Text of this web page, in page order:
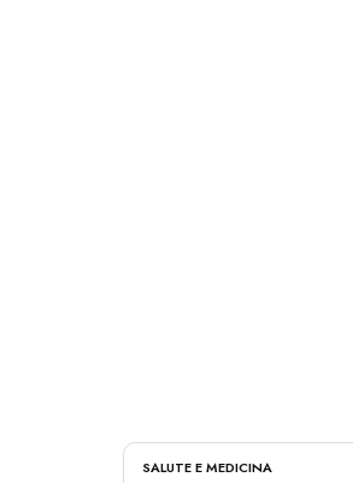
SALUTE E MEDICINA